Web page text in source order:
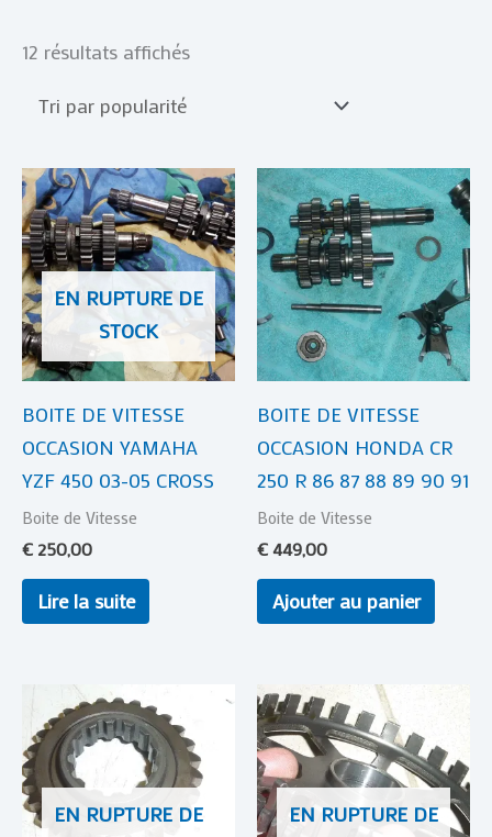
12 résultats affichés
EN RUPTURE DE
STOCK
BOITE DE VITESSE
OCCASION YAMAHA
YZF 450 03-05 CROSS
Boite de Vitesse
€ 250,00
Lire la suite
BOITE DE VITESSE
OCCASION HONDA CR
250 R 86 87 88 89 90 91
Boite de Vitesse
€449,00
Ajouter au panier
EN RUPTURE DE
EN RUPTURE DE